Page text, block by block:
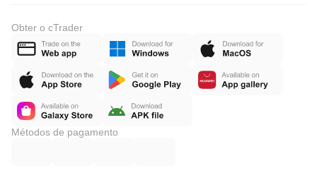
Obter o cTrader
Métodos de pagamento